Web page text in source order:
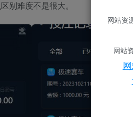
别难度不是很大。
网站资
网站